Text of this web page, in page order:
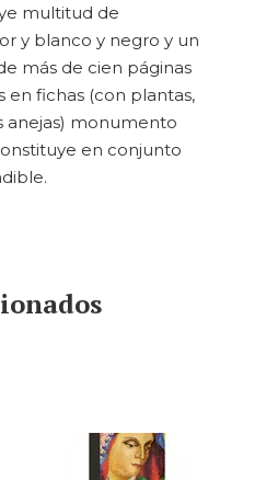
multitud de
y blanco y negro y un
más de cien páginas
en fichas (con plantas,
anejas) monumento
en conjunto